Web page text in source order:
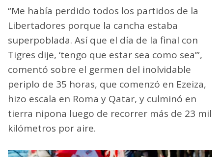
“Me había perdido todos los partidos de la
Libertadores porque la cancha estaba
superpoblada. Así que el día de la final con
Tigres dije, ‘tengo que estar sea como sea’”,
comentó sobre el germen del inolvidable
periplo de 35 horas, que comenzó en Ezeiza,
hizo escala en Roma y Qatar, y culminó en
tierra nipona luego de recorrer más de 23 mil
kilómetros por aire.